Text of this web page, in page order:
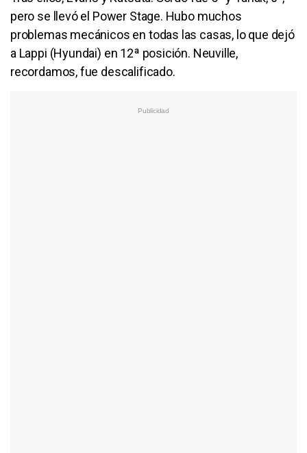
pero se llevó el Power Stage. Hubo muchos
problemas mecánicos en todas las casas, lo que dejó
a Lappi (Hyundai) en 12ª posición. Neuville,
recordamos, fue descalificado.